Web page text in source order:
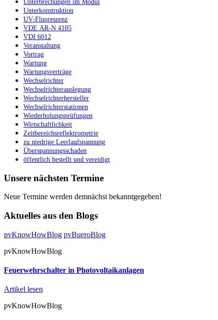
Unterbrechungen im Modul
Unterkonstruktion
UV-Fluoreszenz
VDE AR-N 4105
VDI 6012
Veranstaltung
Vortrag
Wartung
Wartungsverträge
Wechselrichter
Wechselrichterauslegung
Wechselrichterhersteller
Wechselrichterstationen
Wiederholungsprüfungen
Wirtschaftlichkeit
Zeitbereichsreflektrometrie
zu niedrige Leerlaufspannung
Überspannungsschaden
öffentlich bestellt und vereidigt
Unsere nächsten Termine
Neue Termine werden demnächst bekanntgegeben!
Aktuelles aus den Blogs
pvKnowHowBlog pvBueroBlog
pvKnowHowBlog
Feuerwehrschalter in Photovoltaikanlagen
Artikel lesen
pvKnowHowBlog